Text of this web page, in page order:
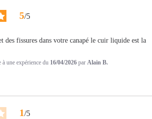
5/5
des fissures dans votre canapé le cuir liquide est la
à une expérience du 16/04/2026 par Alain B.
1/5